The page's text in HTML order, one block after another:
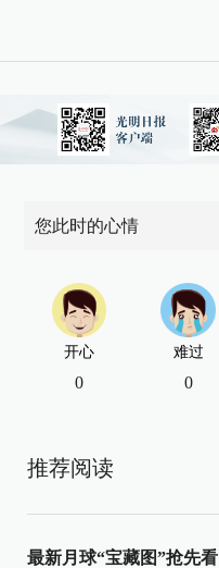
您此时的心情
开心
0
难过
0
推荐阅读
最新月球“宝藏图”抢先看